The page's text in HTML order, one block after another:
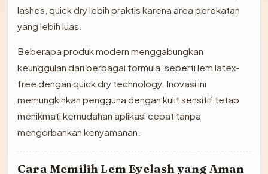
lashes, quick dry lebih praktis karena area perekatan
yang lebih luas.
Beberapa produk modern menggabungkan
keunggulan dari berbagai formula, seperti lem latex-
free dengan quick dry technology. Inovasi ini
memungkinkan pengguna dengan kulit sensitif tetap
menikmati kemudahan aplikasi cepat tanpa
mengorbankan kenyamanan.
Cara Memilih Lem Eyelash yang Aman